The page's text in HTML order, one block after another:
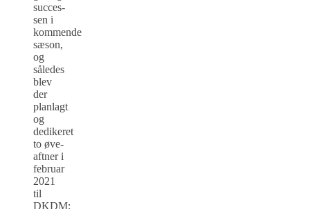
succes­
sen i
kommende
sæson,
og
således
blev
der
planlagt
og
dedikeret
to øve-
aftner i
februar
2021
til
DKDM;